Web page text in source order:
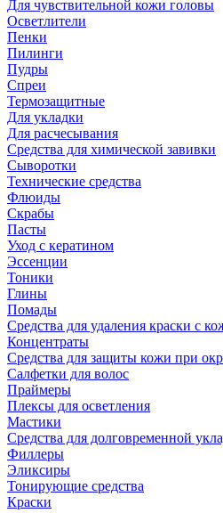
Для чувствительной кожи головы
Осветлители
Пенки
Пилинги
Пудры
Спреи
Термозащитные
Для укладки
Для расчесывания
Средства для химической завивки
Сыворотки
Технические средства
Флюиды
Скрабы
Пасты
Уход с кератином
Эссенции
Тоники
Глины
Помады
Средства для удаления краски с
Концентраты
Средства для защиты кожи при
Салфетки для волос
Праймеры
Плексы для осветления
Мастики
Средства для долговременной
Филлеры
Эликсиры
Тонирующие средства
Краски